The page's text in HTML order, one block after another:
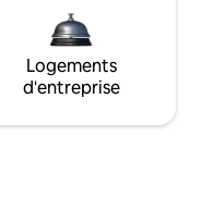
Logements
d'entreprise